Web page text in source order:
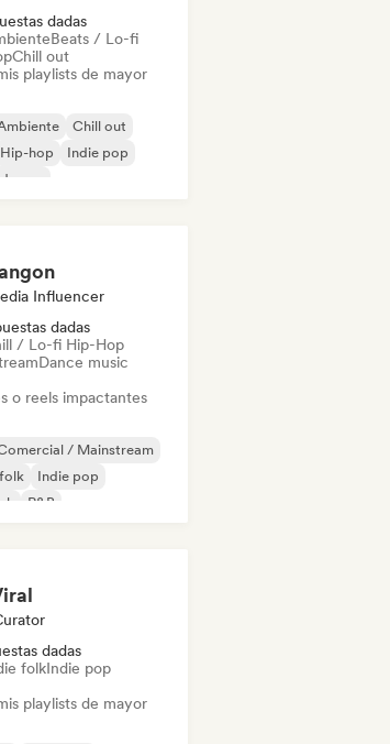
dadas
Beats / Lo-fi
Chill out
playlists de mayor
Chill out
Hip-hop
Indie pop
Influencer
dadas
/ Lo-fi Hip-Hop
Dance music
o reels impactantes
/ Mainstream
Indie pop
R&B
dadas
folkIndie pop
playlists de mayor